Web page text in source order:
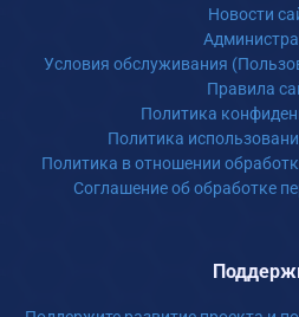
Новости
Условия обслуживания
Правила
Политика
Политика
Политика в отношении
Соглашение об обработке